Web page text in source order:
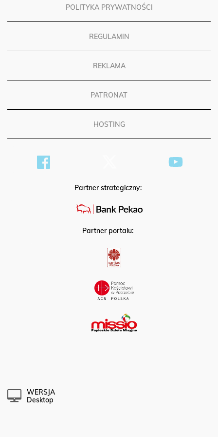
POLITYKA PRYWATNOŚCI
REGULAMIN
REKLAMA
PATRONAT
HOSTING
Partner strategiczny:
Partner portalu:
WERSJA
Desktop